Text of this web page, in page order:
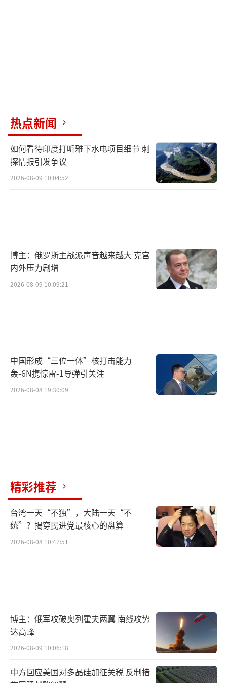
热点新闻
如何看待印度打听雅下水电项目细节 刺
探情报引发争议
2026-08-09 10:04:52
博主：俄罗斯主战派声音越来越大 克宫
内外压力剧增
2026-08-09 10:09:21
中国形成“三位一体”核打击能力
轰-6N携惊雷-1导弹引关注
2026-08-08 19:30:09
精彩推荐
台湾一天“不独”，大陆一天“不
统”？揭穿民进党最核心的盘算
2026-08-08 10:47:51
博主：俄军攻破奥列霍夫两翼 南线攻势
达高峰
2026-08-09 10:06:18
中方回应美国对多晶硅加征关税 反制措